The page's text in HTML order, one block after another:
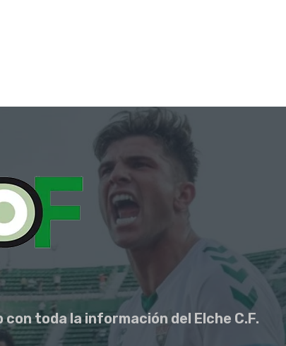
toda la información del Elche C.F.